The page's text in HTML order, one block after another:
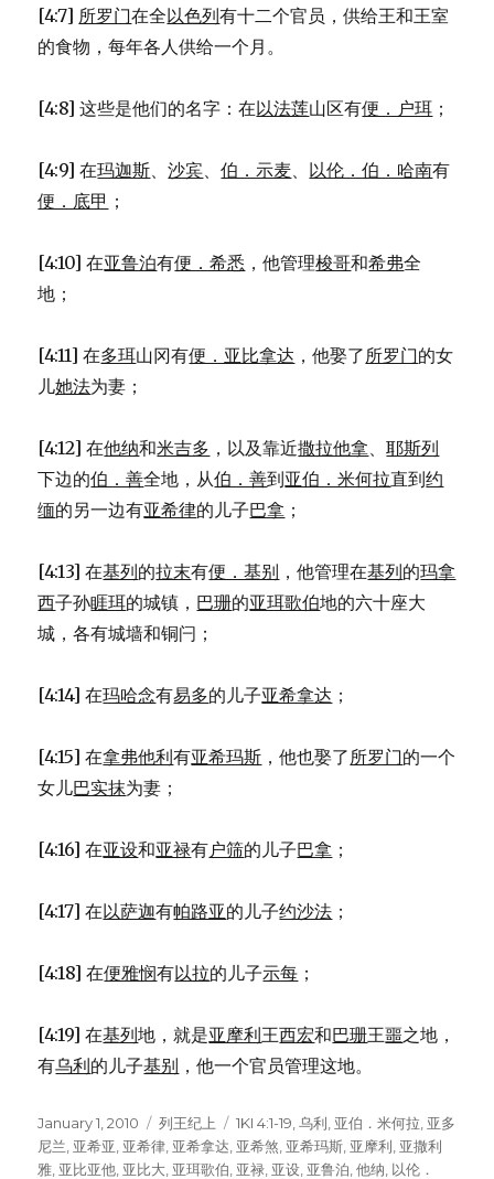
[4:7] 所罗门在全以色列有十二个官员，供给王和王室
的食物，每年各人供给一个月。
[4:8] 这些是他们的名字：在以法莲山区有便．户珥 ；
[4:9] 在玛迦斯、沙宾、伯．示麦、 以伦．伯．哈南有
便．底甲 ；
[4:10] 在亚鲁泊有便．希悉 ，他管理梭哥和希弗全
地；
[4:11] 在多珥山冈有便．亚比拿达 ，他娶了所罗门的女
儿她法为妻；
[4:12] 在他纳和米吉多 ，以及靠近撒拉他拿、耶斯列
下边的伯．善全地，从伯．善到亚伯．米何拉直到约
缅的另一边有亚希律的儿子巴拿 ；
[4:13] 在基列的拉末有便．基别 ，他管理在基列的玛拿
西子孙睚珥的城镇， 巴珊的亚珥歌伯地的六十座大
城，各有城墙和铜闩；
[4:14] 在玛哈念有易多的儿子亚希拿达 ；
[4:15] 在拿弗他利有亚希玛斯 ，他也娶了所罗门的一个
女儿巴实抹为妻；
[4:16] 在亚设和亚禄有户筛的儿子巴拿 ；
[4:17] 在以萨迦有帕路亚的儿子约沙法 ；
[4:18] 在便雅悯有以拉的儿子示每 ；
[4:19] 在基列地，就是亚摩利王西宏和巴珊王噩之地，
有乌利的儿子基别 ，他一个官员管理这地。
Posted
on
January 1, 2010 Categories
列王纪上 Tags
1KI 4:1-19 ,乌利 亚伯．米何拉 亚多
尼兰 亚希亚 亚希律 亚希拿达 亚希煞 亚希玛斯 亚摩利 亚撒利
雅 亚比亚他 亚比大 亚珥歌伯 亚禄 亚设 亚鲁泊 ,他纳 以伦．